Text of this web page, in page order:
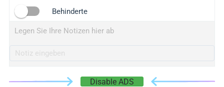
Behinderte
Legen Sie Ihre Notizen hier ab
Disable ADS